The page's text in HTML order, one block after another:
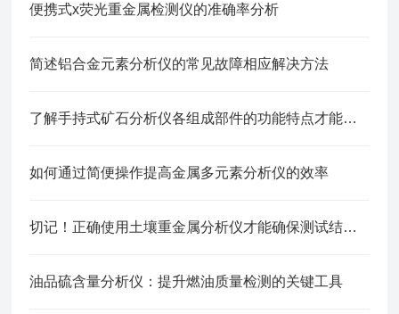
便携式x荧光重金属检测仪的准确率分析
简述铝合金元素分析仪的常见故障相应解决方法
了解手持式矿石分析仪各组成部件的功能特点才能更好的使用它
如何通过简便操作提高金属多元素分析仪的效率
切记！正确使用土壤重金属分析仪才能确保测试结果的可靠性
油品硫含量分析仪：提升燃油质量检测的关键工具